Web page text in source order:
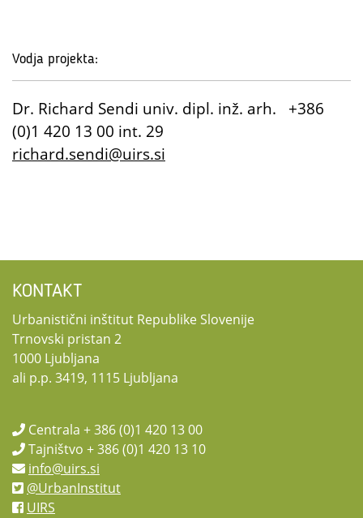
Vodja projekta:
Dr. Richard Sendi univ. dipl. inž. arh. +386
(0)1 420 13 00 int. 29
richard.sendi@uirs.si
KONTAKT
Urbanistični inštitut Republike Slovenije
Trnovski pristan 2
1000 Ljubljana
ali p.p. 3419, 1115 Ljubljana
Centrala + 386 (0)1 420 13 00
Tajništvo + 386 (0)1 420 13 10
info@uirs.si
@UrbanInstitut
UIRS